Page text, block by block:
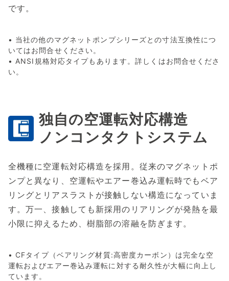
です。
• 当社の他のマグネットポンプシリーズとの寸法互換性につ
いてはお問合せください。
• ANSI規格対応タイプもあります。詳しくはお問合せくださ
い。
独自の空運転対応構造
ノンコンタクトシステム
全機種に空運転対応構造を採用。従来のマグネットポ
ンプと異なり、空運転やエアー巻込み運転時でもベア
リングとリアスラストが接触しない構造になっていま
す。万一、接触しても新採用のリアリングが発熱を最
小限に抑えるため、樹脂部の溶融を防ぎます。
• CFタイプ（ベアリング材質:高密度カーボン）は完全な空
運転およびエアー巻込み運転に対する耐久性が大幅に向上し
ています。